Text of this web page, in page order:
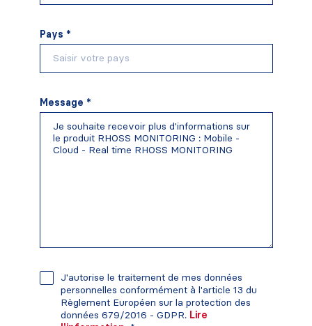
Pays *
Message *
J'autorise le traitement de mes données
personnelles conformément à l'article 13 du
Règlement Européen sur la protection des
données 679/2016 - GDPR. Lire